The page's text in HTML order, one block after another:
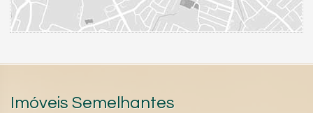
Imóveis Semelhantes